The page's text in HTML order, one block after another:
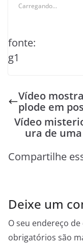
Carregando...
fonte:
g1
Vídeo
plode em
Vídeo
ura de
Compartilhe
Deixe um
O seu endereço
obrigatórios são